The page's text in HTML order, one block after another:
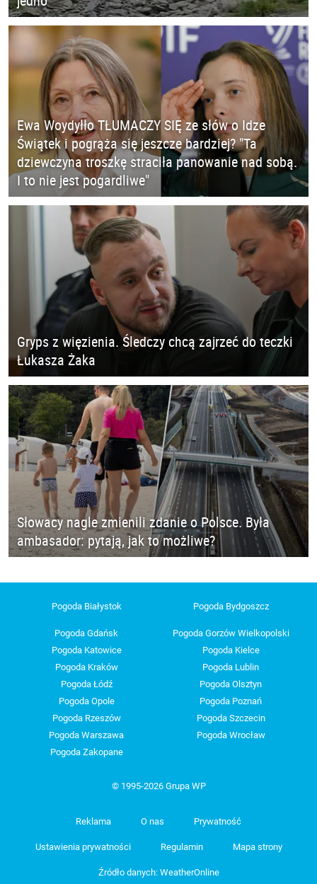
Ewa Woydyłło TŁUMACZY SIĘ ze słów o Idze
Świątek i pogrąża się jeszcze bardziej? "Ta
dziewczyna troszkę straciła panowanie nad sobą.
I to nie jest pogardliwe"
Gryps z więzienia. Śledczy chcą zajrzeć do teczki
Łukasza Żaka
Słowacy nagle zmienili zdanie o Polsce. Była
ambasador: pytają, jak to możliwe?
Pogoda Białystok Pogoda Bydgoszcz
Pogoda Gdańsk
Pogoda Gorzów Wielkopolski
Pogoda Katowice
Pogoda Kielce
Pogoda Kraków
Pogoda Lublin
Pogoda Łódź
Pogoda Olsztyn
Pogoda Opole
Pogoda Poznań
Pogoda Rzeszów
Pogoda Szczecin
Pogoda Warszawa
Pogoda Wrocław
Pogoda Zakopane
© 1995-2026 Grupa WP
Reklama O nas Prywatność
Ustawienia prywatności Regulamin Mapa strony
Źródło danych: WeatherOnline